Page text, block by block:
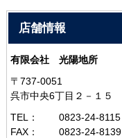
店舗情報
有限会社 光陽地所
〒737-0051
呉市中央6丁目２－１５
TEL：
0823-24-8115
FAX：
0823-24-8139